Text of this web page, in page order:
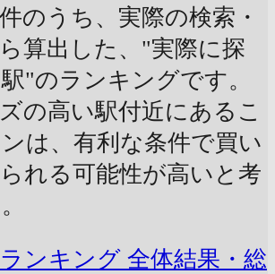
のうち、実際の検索・
算出した、"実際に探
"のランキングです。
の高い駅付近にあるこ
は、有利な条件で買い
れる可能性が高いと考
ンキング 全体結果・総